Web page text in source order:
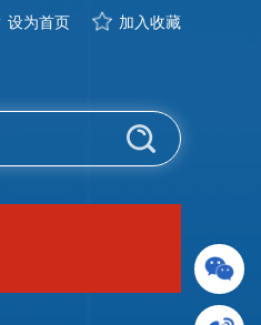
加入收藏
设为首页